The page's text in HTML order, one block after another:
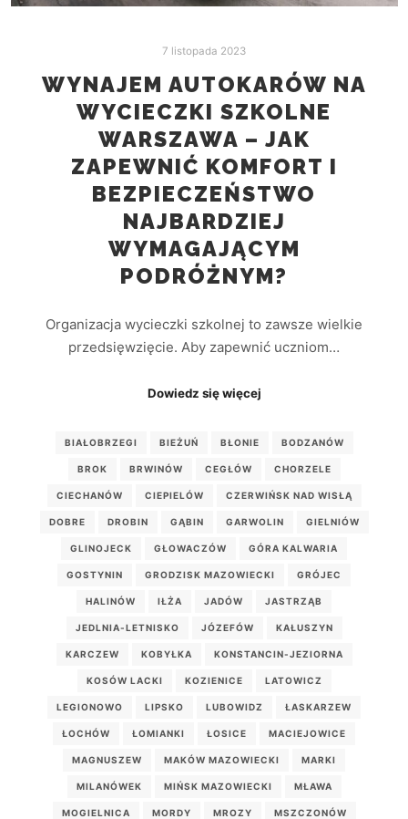
7 listopada 2023
WYNAJEM AUTOKARÓW NA
WYCIECZKI SZKOLNE
WARSZAWA – JAK
ZAPEWNIĆ KOMFORT I
BEZPIECZEŃSTWO
NAJBARDZIEJ
WYMAGAJĄCYM
PODRÓŻNYM?
Organizacja wycieczki szkolnej to zawsze wielkie
przedsięwzięcie. Aby zapewnić uczniom…
Dowiedz się więcej
BIAŁOBRZEGI BIEŻUŃ BŁONIE BODZANÓW
BROK BRWINÓW CEGŁÓW CHORZELE
CIECHANÓW CIEPIELÓW CZERWIŃSK NAD WISŁĄ
DOBRE DROBIN GĄBIN GARWOLIN GIELNIÓW
GLINOJECK GŁOWACZÓW GÓRA KALWARIA
GOSTYNIN GRODZISK MAZOWIECKI GRÓJEC
HALINÓW IŁŻA JADÓW JASTRZĄB
JEDLNIA-LETNISKO JÓZEFÓW KAŁUSZYN
KARCZEW KOBYŁKA KONSTANCIN-JEZIORNA
KOSÓW LACKI KOZIENICE LATOWICZ
LEGIONOWO LIPSKO LUBOWIDZ ŁASKARZEW
ŁOCHÓW ŁOMIANKI ŁOSICE MACIEJOWICE
MAGNUSZEW MAKÓW MAZOWIECKI MARKI
MILANÓWEK MIŃSK MAZOWIECKI MŁAWA
MOGIELNICA MORDY MROZY MSZCZONÓW